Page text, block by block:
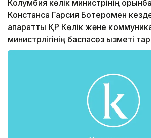
Колумбия көлік министрінің
Констанса Гарсия Ботеромен
ақпаратты ҚР Көлік және
министрлігінің баспасөз қызметі